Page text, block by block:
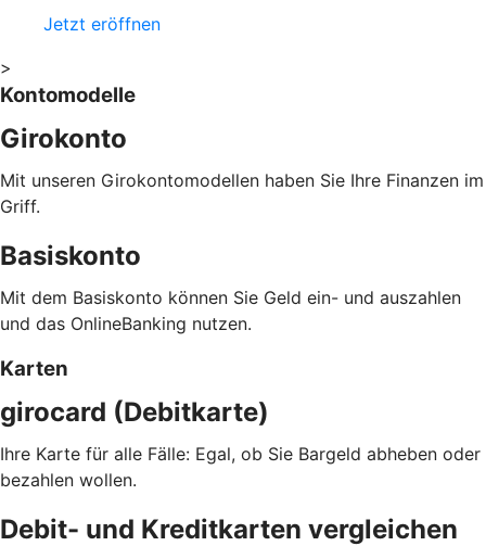
Jetzt eröffnen
>
Kontomodelle
Girokonto
Mit unseren Girokontomodellen haben Sie Ihre Finanzen im
Griff.
Basiskonto
Mit dem Basiskonto können Sie Geld ein- und auszahlen
und das OnlineBanking nutzen.
Karten
girocard (Debitkarte)
Ihre Karte für alle Fälle: Egal, ob Sie Bargeld abheben oder
bezahlen wollen.
Debit- und Kreditkarten vergleichen